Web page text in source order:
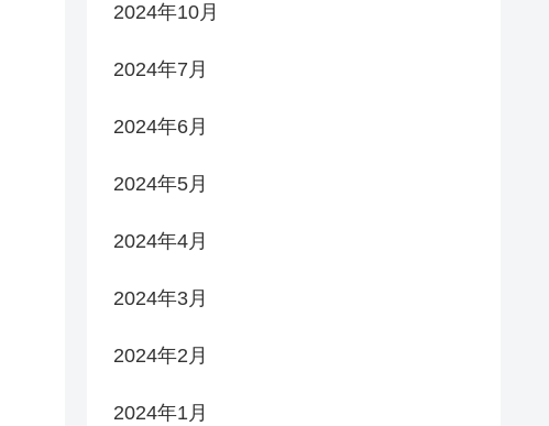
2024年10月
2024年7月
2024年6月
2024年5月
2024年4月
2024年3月
2024年2月
2024年1月